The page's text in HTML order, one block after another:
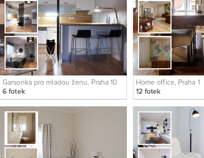
Garsonka pro mladou ženu, Praha 10
6 fotek
Home office, Praha 1
12 fotek